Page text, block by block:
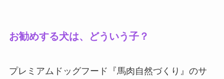
お勧めする犬は、どういう子？
プレミアムドッグフード『馬肉自然づくり』のサ